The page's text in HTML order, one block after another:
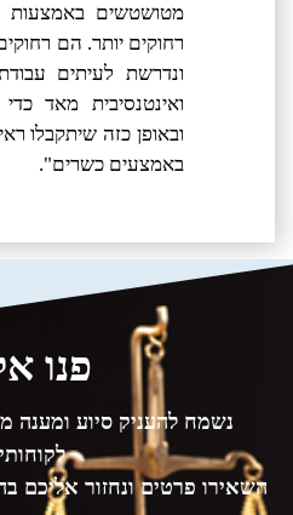
מטושטשים באמצעות
רחוקים יותר. הם
ונדרשת לעיתים
ואינטנסיבית מאד
ובאופן כזה שיתקבלו
באמצעים כשרים".
פנו
נשמח להעניק סיוע ומענה
השאירו פרטים ונחזור אליכם